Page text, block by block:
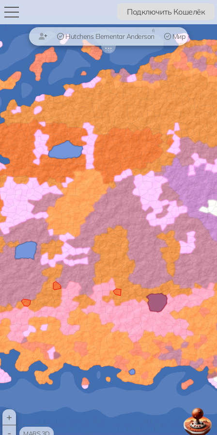
Подключить Кошелёк
Hutchens Elementar Anderson
6
Мир
+